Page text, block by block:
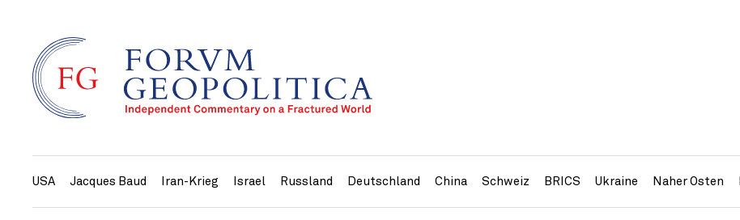
USA Jacques Baud Iran-Krieg Israel Russland Deutschland China Schweiz BRICS Ukraine Naher Osten